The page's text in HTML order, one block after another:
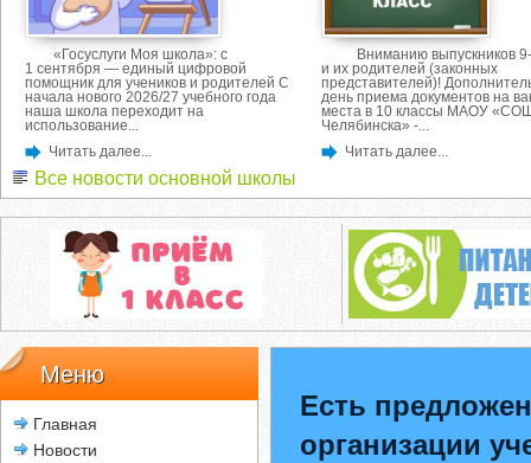
«Госуслуги Моя школа»: с
1 сентября — единый цифровой
помощник для учеников и родителей С
начала нового 2026/27 учебного года
наша школа переходит на
использование...
Читать далее...
Вниманию выпускников 9-
и их родителей (законных
представителей)!
день приема документов на
места в 10 классы МАОУ
Челябинска» -...
Читать далее...
Все новости основной школы
Меню
Главная
Новости
Есть
организации